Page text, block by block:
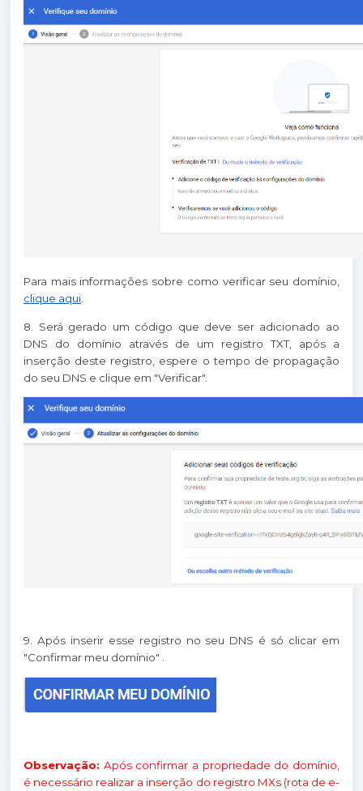
Para mais informações sobre como verificar seu domínio,
clique aqui.
8. Será gerado um código que deve ser adicionado ao
DNS do domínio através de um registro TXT, após a
inserção deste registro, espere o tempo de propagação
do seu DNS e clique em "Verificar".
9. Após inserir esse registro no seu DNS é só clicar em
"Confirmar meu domínio" .
Observação: Após confirmar a propriedade do domínio,
é necessário realizar a inserção do registro MXs (rota de e-